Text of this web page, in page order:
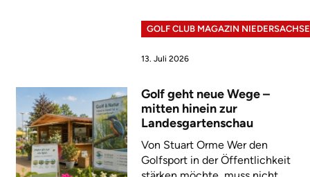
GOLF CLUB MAGAZIN
13. Juli 2026
Golf geht neue Wege –
mitten hinein zur
Landesgartenschau
Von Stuart Orme Wer den
Golfsport in der Öffentlichkeit